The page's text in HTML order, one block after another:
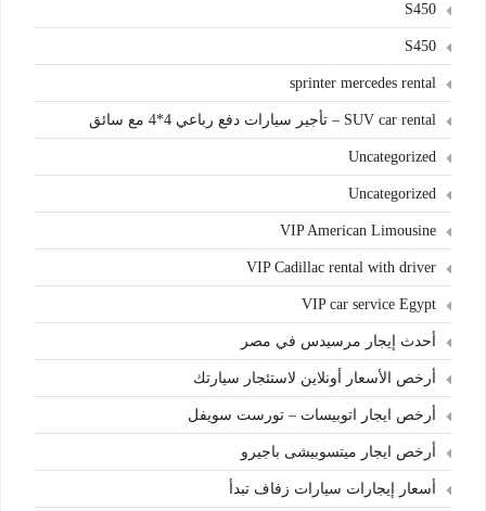
S450
S450
sprinter mercedes rental
SUV car rental – تأجير سيارات دفع رباعي 4*4 مع سائق
Uncategorized
Uncategorized
VIP American Limousine
VIP Cadillac rental with driver
VIP car service Egypt
أحدث إيجار مرسيدس في مصر
أرخص الأسعار أونلاين لاستئجار سيارتك
أرخص ايجار اتوبيسات – تورست سويفل
أرخص ايجار ميتسوبيشى باجيرو
أسعار إيجارات سيارات زفاف تبدأ